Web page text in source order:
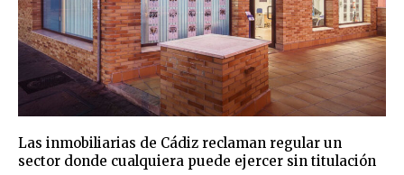
Las inmobiliarias de Cádiz reclaman regular un
sector donde cualquiera puede ejercer sin titulación